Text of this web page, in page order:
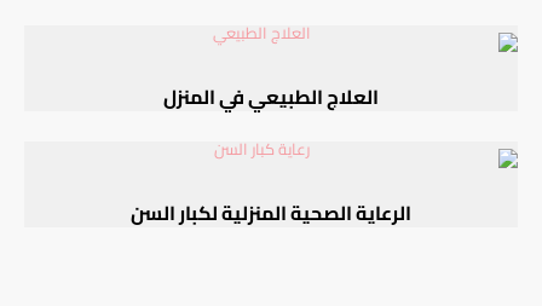
العلاج الطبيعي في المنزل
الرعاية الصحية المنزلية لكبار السن